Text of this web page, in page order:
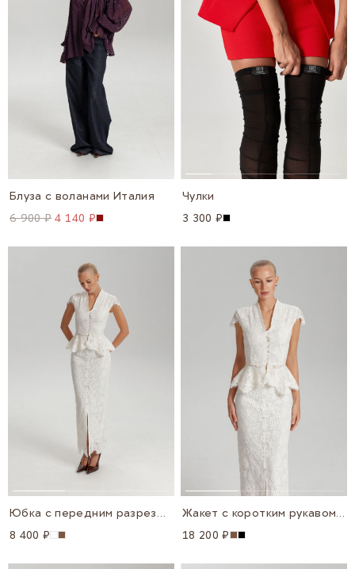
Блуза с воланами Италия
6 900 ₽ 4 140 ₽
Чулки
3 300 ₽
Юбка с передним разрезом из кружева
8 400 ₽
Жакет с коротким рукавом из кружева
18 200 ₽